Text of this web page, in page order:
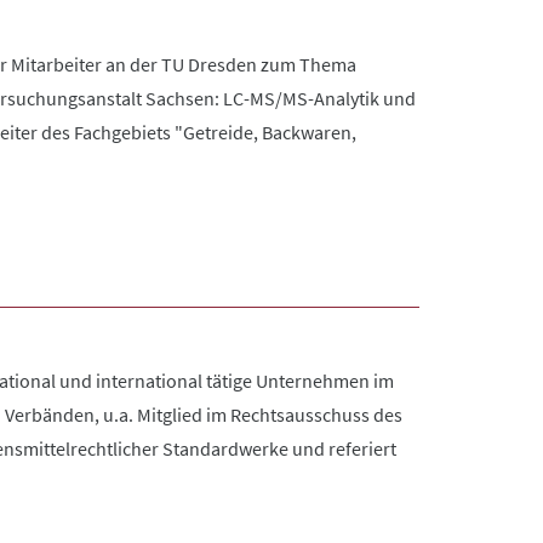
an der TU Dresden zum Thema
Sachsen: LC-MS/MS-Analytik und
des Fachgebiets "Getreide, Backwaren,
und international tätige Unternehmen im
u.a. Mitglied im Rechtsausschuss des
Standardwerke und referiert